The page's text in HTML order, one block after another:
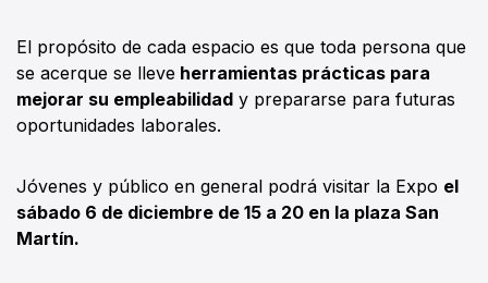
El propósito de cada espacio es que toda persona que
se acerque se lleve herramientas prácticas para
mejorar su empleabilidad y prepararse para futuras
oportunidades laborales.
Jóvenes y público en general podrá visitar la Expo el
sábado 6 de diciembre de 15 a 20 en la plaza San
Martín.